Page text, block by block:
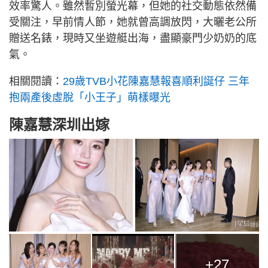
效率驚人。雖然暫別螢光幕，但她的社交動態依然備
受關注，早前情人節，她就曾高調放閃，大曬老公所
贈送名錶，現時又坐遊艇出海，盡顯豪門少奶奶的底
氣。
相關閱讀： 29歲TVB小花陳嘉慧報喜順利誕仔 三年
抱兩產後虛脫「小王子」萌樣曝光
陳嘉慧深圳出嫁
+27